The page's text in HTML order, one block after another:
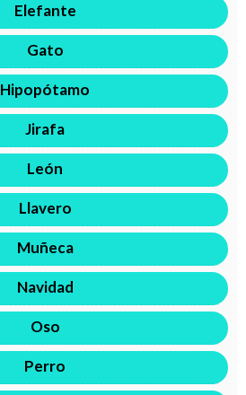
Elefante
Gato
Hipopótamo
Jirafa
León
Llavero
Muñeca
Navidad
Oso
Perro